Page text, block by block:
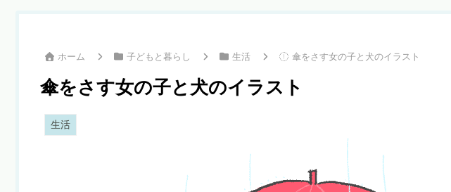
ホーム 子どもと暮らし 生活 傘をさす女の子と犬のイラスト
傘をさす女の子と犬のイラスト
生活